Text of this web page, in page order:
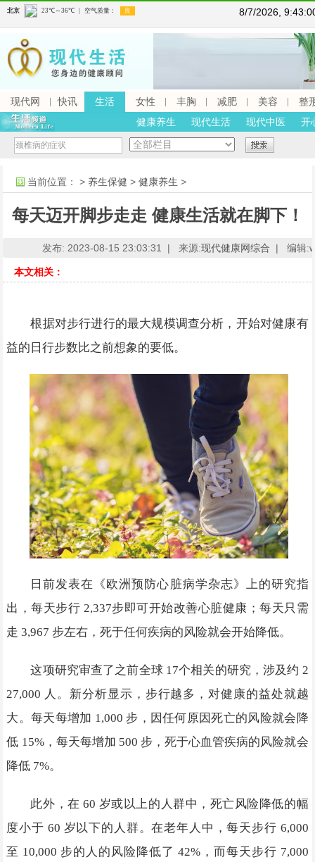
8/7/2026,
现代网 快讯 生活 女性 丰胸 减肥 美容
整
健康养生
现代生活 现代中医 开
当前位置： > 养生保健 >健康养生 >
每天迈开脚步走走 健康生活就在脚下！
发布: 2023-08-15 23:03:31 | 来源:现代健康网综合 | 编辑
本文相关：
根据对步行进行的最大规模调查分析，开始对健康有
益的日行步数比之前想象的要低。
日前发表在《欧洲预防心脏病学杂志》上的研究指
出，每天步行 2,337步即可开始改善心脏健康；每天只需
走 3,967 步左右，死于任何疾病的风险就会开始降低。
这项研究审查了之前全球 17个相关的研究，涉及约 2
27,000 人。新分析显示，步行越多，对健康的益处就越
大。每天每增加 1,000 步，因任何原因死亡的风险就会降
低 15%，每天每增加 500 步，死于心血管疾病的风险就会
降低 7%。
此外，在 60 岁或以上的人群中，死亡风险降低的幅
度小于 60 岁以下的人群。在老年人中，每天步行 6,000
至 10,000 步的人的风险降低了 42%，而每天步行 7,000